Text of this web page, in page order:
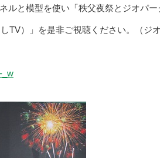
ルと模型を使い「秩父夜祭とジオパ
TV）」を是非ご視聴ください。（ジ
_w